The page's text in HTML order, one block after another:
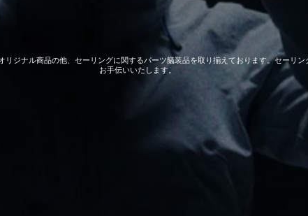
リジナル商品の他、セーリングに関するパーツ艤装品を取り揃えております。セーリ
お手伝いいたします。